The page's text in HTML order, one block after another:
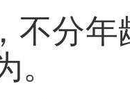
不分
。